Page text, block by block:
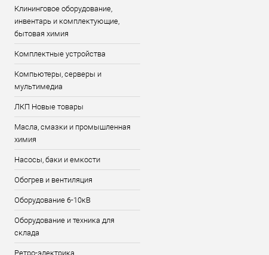
Клининговое оборудование,
инвентарь и комплектующие,
бытовая химия
Комплектные устройства
Компьютеры, серверы и
мультимедиа
ЛКП Новые товары
Масла, смазки и промышленная
химия
Насосы, баки и емкости
Обогрев и вентиляция
Оборудование 6-10кВ
Оборудование и техника для
склада
Ретро-электрика